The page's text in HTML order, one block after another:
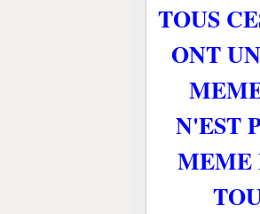
TOUS
ONT
N'EST
MEME